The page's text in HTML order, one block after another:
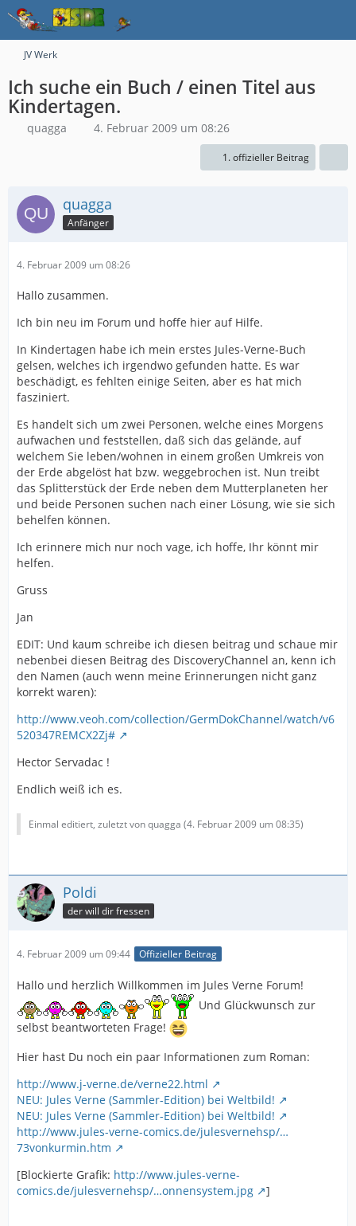
JV Werk
Ich suche ein Buch / einen Titel aus
Kindertagen.
quagga 4. Februar 2009 um 08:26
1. offizieller Beitrag
quagga
Anfänger
4. Februar 2009 um 08:26
Hallo zusammen.
Ich bin neu im Forum und hoffe hier auf Hilfe.
In Kindertagen habe ich mein erstes Jules-Verne-Buch
gelsen, welches ich irgendwo gefunden hatte. Es war
beschädigt, es fehlten einige Seiten, aber es hat mich
fasziniert.
Es handelt sich um zwei Personen, welche eines Morgens
aufwachen und feststellen, daß sich das gelände, auf
welchem Sie leben/wohnen in einem großen Umkreis von
der Erde abgelöst hat bzw. weggebrochen ist. Nun treibt
das Splitterstück der Erde neben dem Mutterplaneten her
und beide Personen suchen nach einer Lösung, wie sie sich
behelfen können.
Ich erinnere mich nur noch vage, ich hoffe, Ihr könnt mir
helfen.
Gruss
Jan
EDIT: Und kaum schreibe ich diesen beitrag und schaue mir
nebenbei diesen Beitrag des DiscoveryChannel an, kenn ich
den Namen (auch wenn meine Erinnerungen nicht ganz
korrekt waren):
http://www.veoh.com/collection/GermDokChannel/watch/v6
520347REMCX2Zj#
Hector Servadac !
Endlich weiß ich es.
Einmal editiert, zuletzt von quagga (4. Februar 2009 um 08:35)
Poldi
der will dir fressen
4. Februar 2009 um 09:44 Offizieller Beitrag
Hallo und herzlich Willkommen im Jules Verne Forum!
Und Glückwunsch zur
selbst beantworteten Frage!
Hier hast Du noch ein paar Informationen zum Roman:
http://www.j-verne.de/verne22.html
NEU: Jules Verne (Sammler-Edition) bei Weltbild!
NEU: Jules Verne (Sammler-Edition) bei Weltbild!
http://www.jules-verne-comics.de/julesvernehsp/…
73vonkurmin.htm
[Blockierte Grafik: http://www.jules-verne-
comics.de/julesvernehsp/…onnensystem.jpg
]